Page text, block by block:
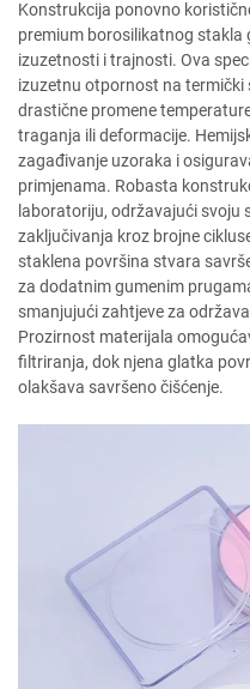
Konstrukcija ponovno
premium borosilikatnog stakla
izuzetnosti i trajnosti. Ova
izuzetnu otpornost na termički
drastične promene
traganja ili deformacije.
zagađivanje uzoraka i
primjenama. Robasta
laboratoriju, održavajući
zaključivanja kroz brojne
staklena površina stvara
za dodatnim gumenim
smanjujući zahtjeve za
Prozirnost materijala
filtriranja, dok njena glatka
olakšava savršeno čišćenje.